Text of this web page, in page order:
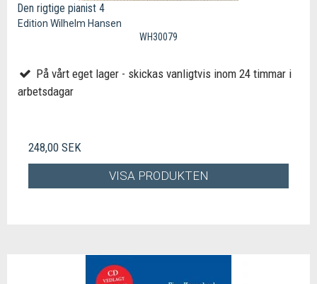
Den rigtige pianist 4
Edition Wilhelm Hansen
WH30079
På vårt eget lager - skickas vanligtvis inom 24 timmar i
arbetsdagar
248,00 SEK
VISA PRODUKTEN